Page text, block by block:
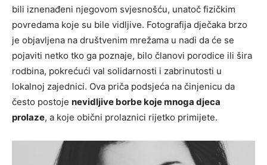
bili iznenađeni njegovom svjesnošću, unatoč fizičkim
povredama koje su bile vidljive. Fotografija dječaka brzo
je objavljena na društvenim mrežama u nadi da će se
pojaviti netko tko ga poznaje, bilo članovi porodice ili šira
rodbina, pokrećući val solidarnosti i zabrinutosti u
lokalnoj zajednici. Ova priča podsjeća na činjenicu da
često postoje nevidljive borbe koje mnoga djeca
prolaze, a koje obični prolaznici rijetko primijete.